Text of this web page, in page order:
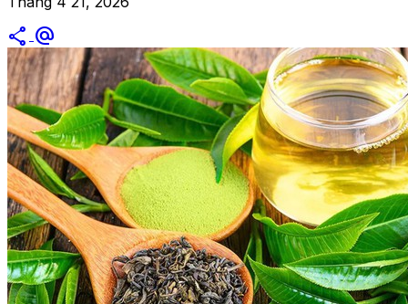
share alternate_email